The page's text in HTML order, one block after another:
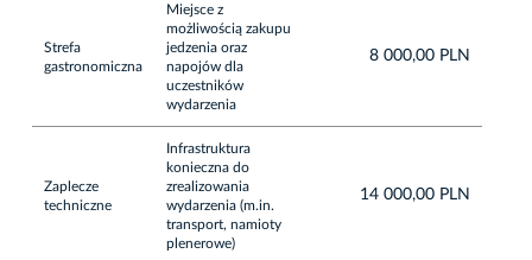
Strefa
gastronomiczna
Miejsce z
możliwością zakupu
jedzenia oraz
napojów dla
uczestników
wydarzenia
8 000,00 PLN
Zaplecze
techniczne
Infrastruktura
konieczna do
zrealizowania
wydarzenia (m.in.
transport, namioty
plenerowe)
14 000,00 PLN